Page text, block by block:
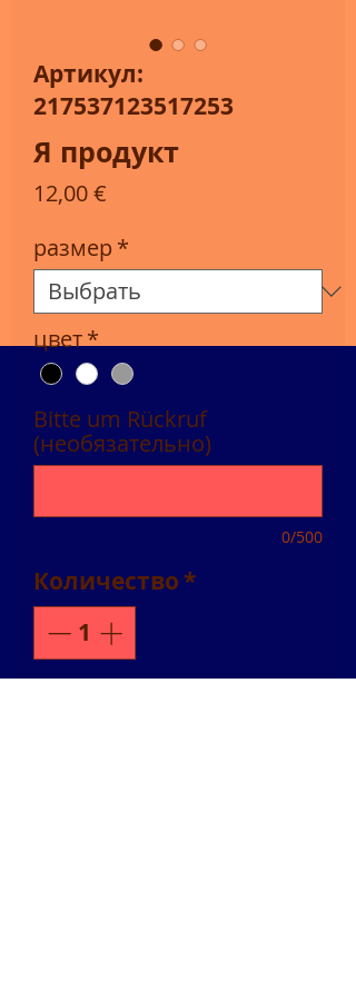
Артикул:
217537123517253
Я продукт
12,00 €
размер *
цвет*
Bitte um Rückruf
(необязательно)
0/500
Количество *